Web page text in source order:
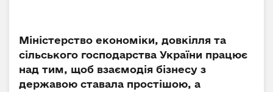
Міністерство економіки, довкілля та
сільського господарства України працює
над тим, щоб взаємодія бізнесу з
державою ставала простішою, а